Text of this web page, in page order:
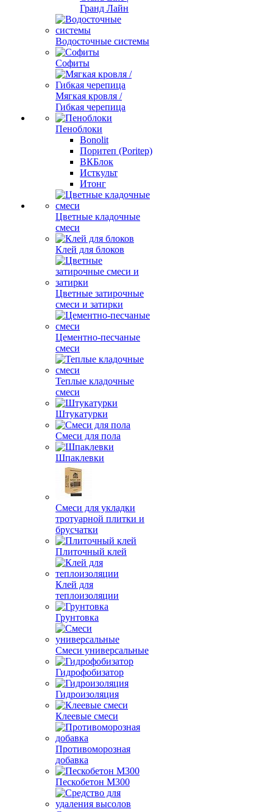
Гранд Лайн
Водосточные системы
Софиты
Мягкая кровля /
Гибкая черепица
Пеноблоки
Bonolit
Поритеп (Poritep)
ВКБлок
Исткульт
Итонг
Цветные кладочные
смеси
Клей для блоков
Цветные затирочные
смеси и затирки
Цементно-песчаные
смеси
Теплые кладочные
смеси
Штукатурки
Смеси для пола
Шпаклевки
Смеси для укладки
тротуарной плитки и
брусчатки
Плиточный клей
Клей для
теплоизоляции
Грунтовка
Смеси универсальные
Гидрофобизатор
Гидроизоляция
Клеевые смеси
Противоморозная
добавка
Пескобетон М300